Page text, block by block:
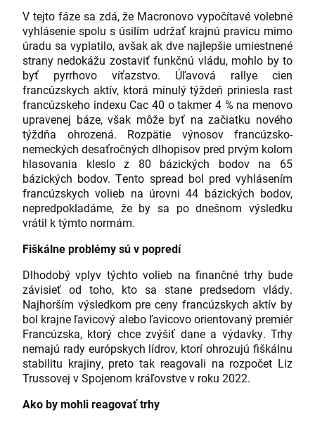
V tejto fáze sa zdá, že Macronovo vypočítavé volebné
vyhlásenie spolu s úsilím udržať krajnú pravicu mimo
úradu sa vyplatilo, avšak ak dve najlepšie umiestnené
strany nedokážu zostaviť funkčnú vládu, mohlo by to
byť pyrrhovo víťazstvo. Úľavová rallye cien
francúzskych aktív, ktorá minulý týždeň priniesla rast
francúzskeho indexu Cac 40 o takmer 4 % na menovo
upravenej báze, však môže byť na začiatku nového
týždňa ohrozená. Rozpätie výnosov francúzsko-
nemeckých desaťročných dlhopisov pred prvým kolom
hlasovania kleslo z 80 bázických bodov na 65
bázických bodov. Tento spread bol pred vyhlásením
francúzskych volieb na úrovni 44 bázických bodov,
nepredpokladáme, že by sa po dnešnom výsledku
vrátil k týmto normám.
Fiškálne problémy sú v popredí
Dlhodobý vplyv týchto volieb na finančné trhy bude
závisieť od toho, kto sa stane predsedom vlády.
Najhorším výsledkom pre ceny francúzskych aktív by
bol krajne ľavicový alebo ľavicovo orientovaný premiér
Francúzska, ktorý chce zvýšiť dane a výdavky. Trhy
nemajú rady európskych lídrov, ktorí ohrozujú fiškálnu
stabilitu krajiny, preto tak reagovali na rozpočet Liz
Trussovej v Spojenom kráľovstve v roku 2022.
Ako by mohli reagovať trhy